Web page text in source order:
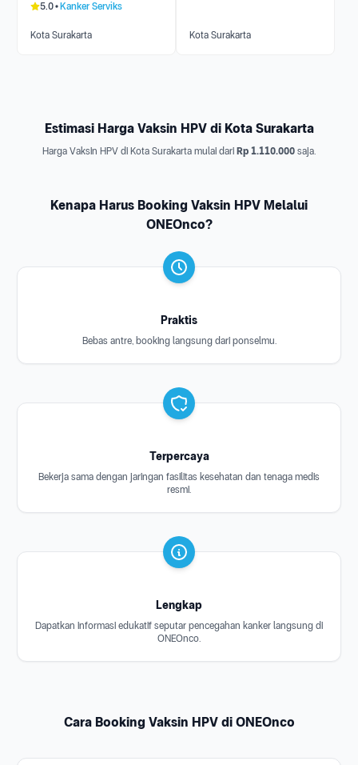
5.0
Kanker Serviks
Kota Surakarta Kota Surakarta
Estimasi Harga Vaksin HPV di Kota Surakarta
Harga Vaksin HPV di Kota Surakarta mulai dari Rp 1.110.000 saja.
Kenapa Harus Booking Vaksin HPV Melalui
ONEOnco?
Praktis
Bebas antre, booking langsung dari ponselmu.
Terpercaya
Bekerja sama dengan jaringan fasilitas kesehatan dan tenaga medis
resmi.
Lengkap
Dapatkan informasi edukatif seputar pencegahan kanker langsung di
ONEOnco.
Cara Booking Vaksin HPV di ONEOnco